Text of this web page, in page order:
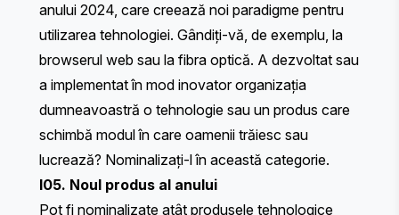
anului 2024, care creează noi paradigme pentru
utilizarea tehnologiei. Gândiți-vă, de exemplu, la
browserul web sau la fibra optică. A dezvoltat sau
a implementat în mod inovator organizația
dumneavoastră o tehnologie sau un produs care
schimbă modul în care oamenii trăiesc sau
lucrează? Nominalizați-l în această categorie.
I05. Noul produs al anului
Pot fi nominalizate atât produsele tehnologice